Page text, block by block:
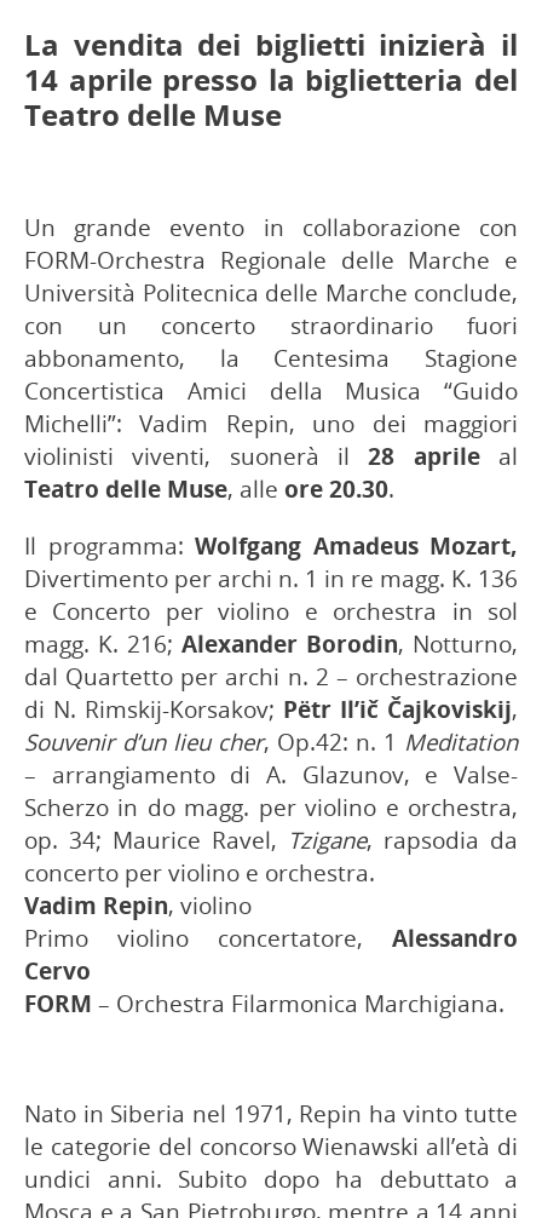
La vendita dei biglietti inizierà il
14 aprile presso la biglietteria del
Teatro delle Muse
Un grande evento in collaborazione con
FORM-Orchestra Regionale delle Marche e
Università Politecnica delle Marche conclude,
con un concerto straordinario fuori
abbonamento, la Centesima Stagione
Concertistica Amici della Musica “Guido
Michelli”: Vadim Repin, uno dei maggiori
violinisti viventi, suonerà il28 aprileal
Teatro delle Muse, alle ore 20.30.
Il programma: Wolfgang Amadeus Mozart,
Divertimento per archi n. 1 in re magg. K. 136
e Concerto per violino e orchestra in sol
magg. K. 216; Alexander Borodin, Notturno,
dal Quartetto per archi n. 2 – orchestrazione
di N. Rimskij-Korsakov; Pëtr Il’ič Čajkoviskij,
Souvenir d’un lieu cher, Op.42: n. 1 Meditation
– arrangiamento di A. Glazunov, e Valse-
Scherzo in do magg. per violino e orchestra,
op. 34; Maurice Ravel, Tzigane, rapsodia da
concerto per violino e orchestra.
Vadim Repin, violino
Primo violino concertatore, Alessandro
Cervo
FORM – Orchestra Filarmonica Marchigiana.
Nato in Siberia nel 1971, Repin ha vinto tutte
le categorie del concorso Wienawski all’età di
undici anni. Subito dopo ha debuttato a
Mosca e a San Pietroburgo, mentre a 14 anni